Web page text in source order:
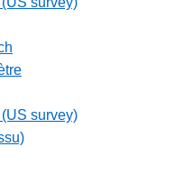
survey)